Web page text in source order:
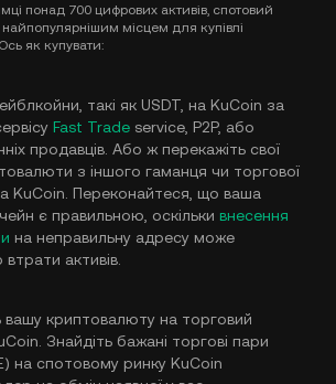
понад 700 цифрових активів, спотовий
місцем для купівлі
як купувати:
такі як USDT, на KuCoin за
Fast Trade service, P2P, або
продавців. Або ж перекажіть свої
з іншого гаманця чи торгової
KuCoin. Переконайтеся, що ваша
є правильною, оскільки внесення
на неправильну адресу може
активів.
вашу криптовалюту на торговий
Знайдіть бажані торгові пари
на спотовому ринку KuCoin